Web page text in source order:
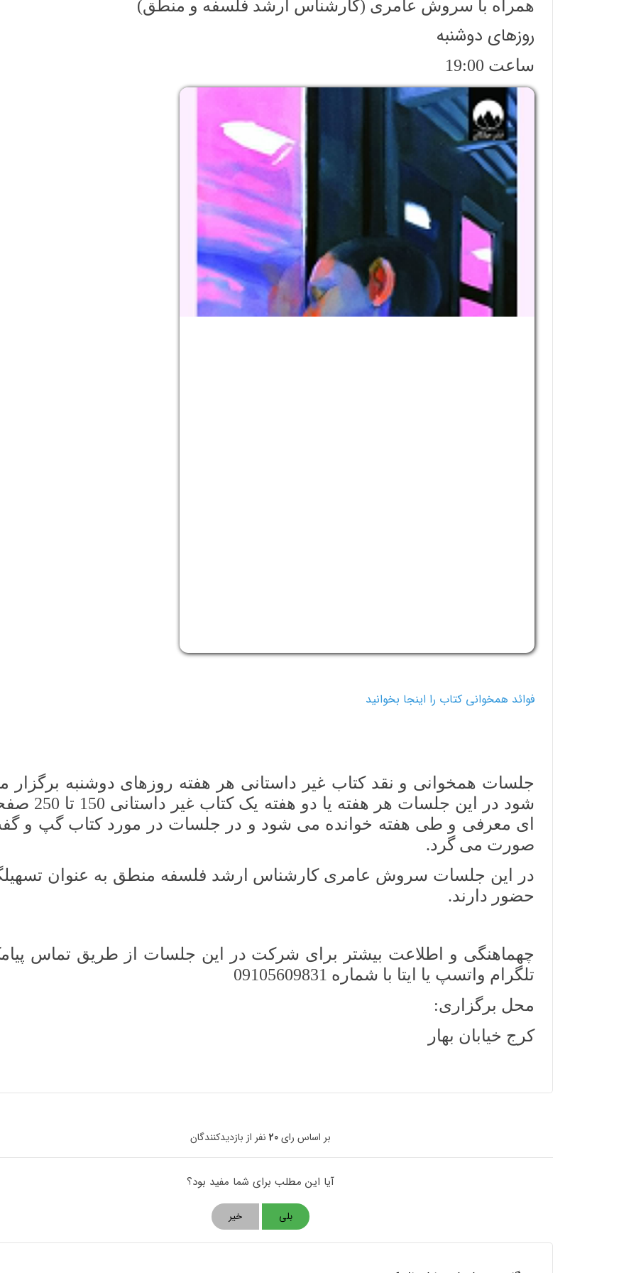
همراه با سروش عامری (کارشناس ارشد فلسفه و منطق)
روزهای دوشنبه
ساعت 19:00
فوائد همخوانی کتاب را اینجا بخوانید
جلسات همخوانی و نقد کتاب غیر داستانی هر هفته روزهای دوشنبه برگزار
شود در این جلسات هر هفته یا دو هفته یک
ای معرفی و طی هفته خوانده می شود و در جلسات در مورد کتاب گپ و
صورت می گرد.
در این جلسات سروش عامری کارشناس ارشد فلسفه منطق به عنوان
حضور دارند.
چهماهنگی و اطلاعت بیشتر برای شرکت در این جلسات از طریق تماس
تلگرام واتسپ یا ایتا با شماره 09105609831
محل برگزاری:
کرج خیابان بهار
بر اساس رای20نفر از بازدیدکنندگان
آیا این مطلب برای شما مفید بود؟
بلی خیر